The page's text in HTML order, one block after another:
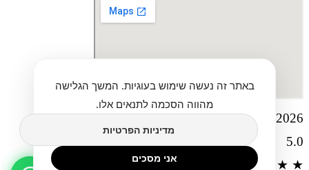
2026 © כל הזכיות שמורות לעוז סער חוקר פרטי
5.0
★
★
★
באתר זה נעשה שימוש בעוגיות. המשך הגלישה
מהווה הסכמה לתנאים אלו.
מדיניות הפרטיות
אני מסכים